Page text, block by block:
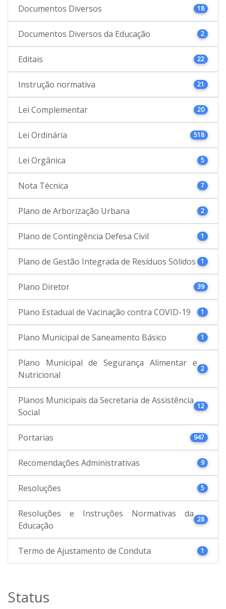
Documentos Diversos 18
Documentos Diversos da Educação 2
Editais 22
Instrução normativa 21
Lei Complementar 20
Lei Ordinária 518
Lei Orgânica 5
Nota Técnica 7
Plano de Arborização Urbana 2
Plano de Contingência Defesa Civil 1
Plano de Gestão Integrada de Resíduos Sólidos 1
Plano Diretor 39
Plano Estadual de Vacinação contra COVID-19 1
Plano Municipal de Saneamento Básico 1
Plano Municipal de Segurança Alimentar e
Nutricional
2
Planos Municipais da Secretaria de Assistência
Social
12
Portarias 947
Recomendações Administrativas 9
Resoluções 5
Resoluções e Instruções Normativas da
Educação
28
Termo de Ajustamento de Conduta 1
Status